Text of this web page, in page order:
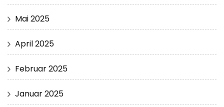
Mai 2025
April 2025
Februar 2025
Januar 2025